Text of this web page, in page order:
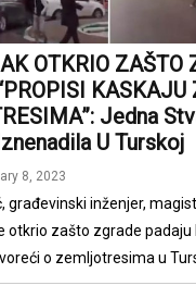
OTKRIO ZAŠTO
KASKAJU
Jedna
U Turskoj
8, 2023
građevinski inženjer,
otkrio zašto zgrade padaju
o zemljotresima u